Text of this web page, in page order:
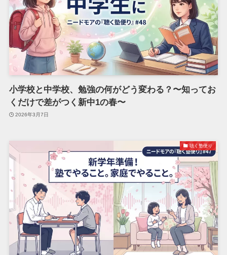
小学校と中学校、勉強の何がどう変わる？〜知ってお
くだけで差がつく新中1の春〜
2026年3月7日
聴く塾便り